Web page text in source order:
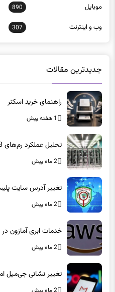
موبايل 890
وب و اينترنت 307
جدیدترین مقالات
راهنمای خرید اسکنر
1 هفته پیش
تحلیل عملکرد رم‌های 128 گیگابایت در بارهای سنگین
2 ماه پیش
تغییر آدرس سایت
2 ماه پیش
خدمات ابری آمازون
2 ماه پیش
تغییر نشانی جی‌میل